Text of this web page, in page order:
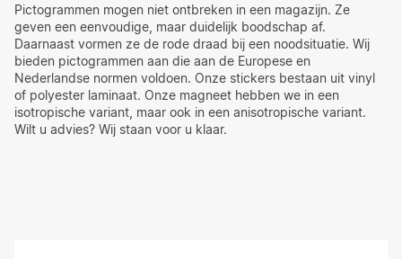
Pictogrammen mogen niet ontbreken in een magazijn. Ze
geven een eenvoudige, maar duidelijk boodschap af.
Daarnaast vormen ze de rode draad bij een noodsituatie. Wij
bieden pictogrammen aan die aan de Europese en
Nederlandse normen voldoen. Onze stickers bestaan uit vinyl
of polyester laminaat. Onze magneet hebben we in een
isotropische variant, maar ook in een anisotropische variant.
Wilt u advies? Wij staan voor u klaar.